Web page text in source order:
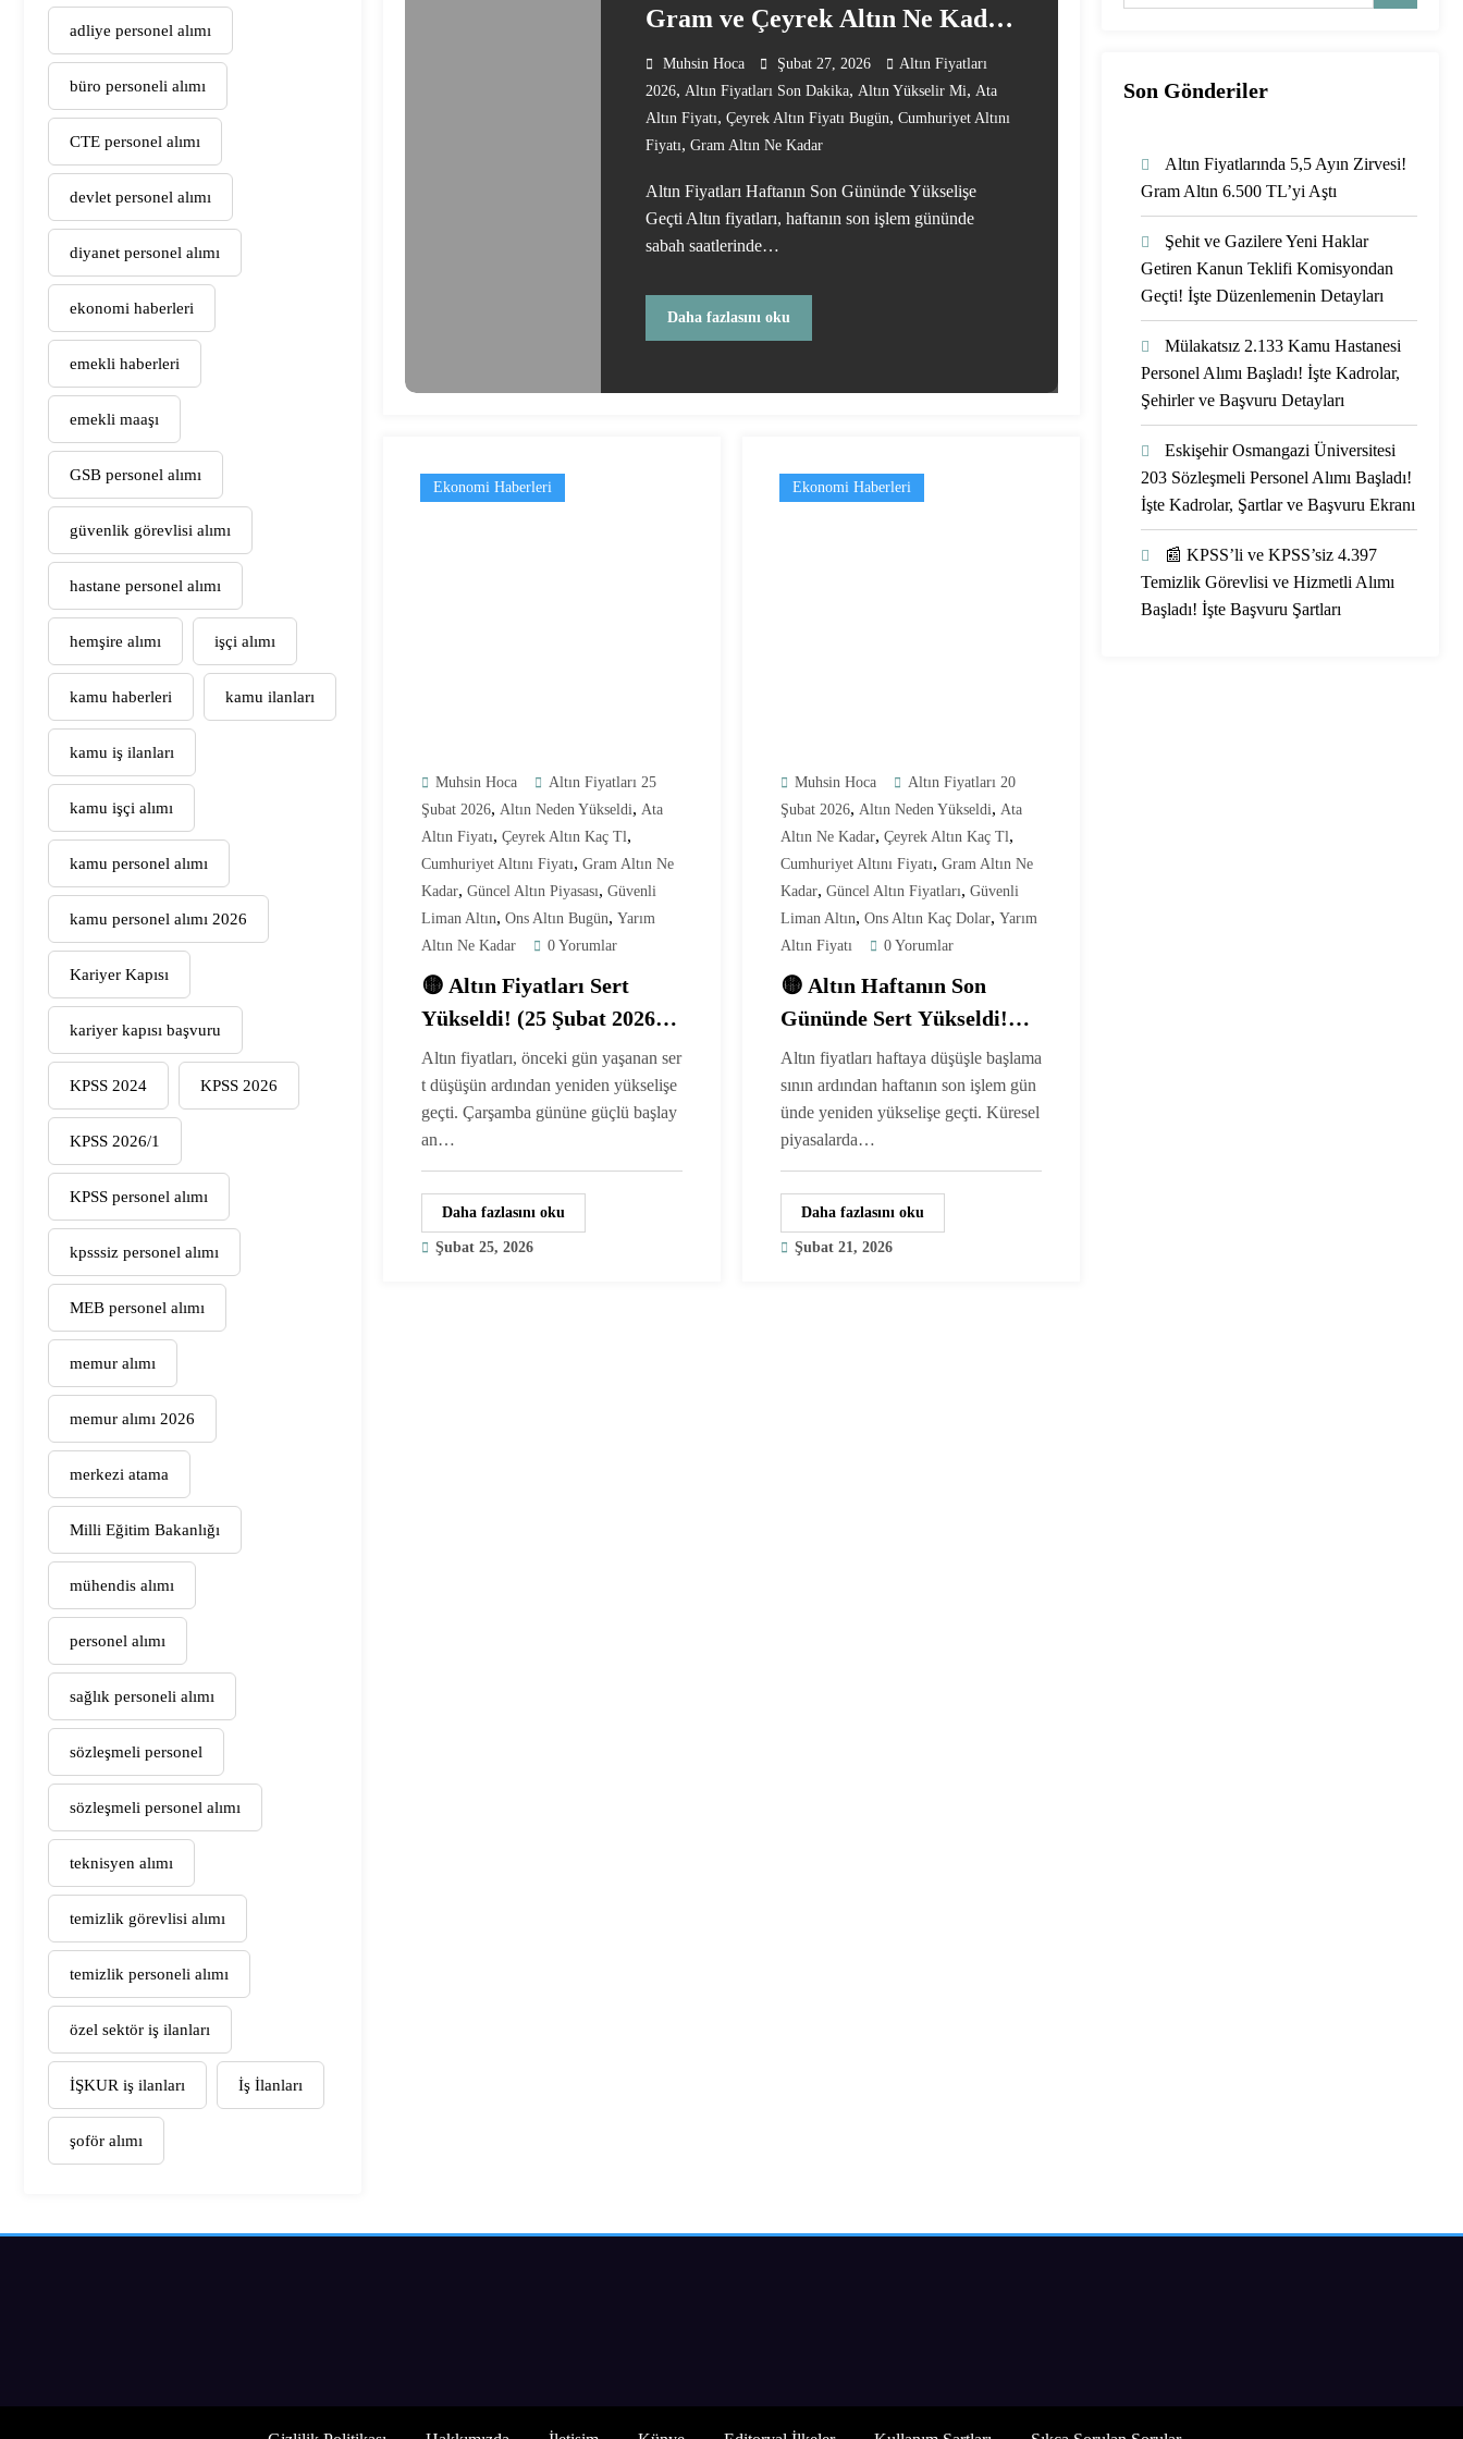
adliye personel alımı
büro personeli alımı
CTE personel alımı
devlet personel alımı
diyanet personel alımı
ekonomi haberleri
emekli haberleri
emekli maaşı
GSB personel alımı
güvenlik görevlisi alımı
hastane personel alımı
hemşire alımı işçi alımı
kamu haberleri kamu ilanları
kamu iş ilanları
kamu işçi alımı
kamu personel alımı
kamu personel alımı 2026
Kariyer Kapısı
kariyer kapısı başvuru
KPSS 2024 KPSS 2026
KPSS 2026/1
KPSS personel alımı
kpsssiz personel alımı
MEB personel alımı
memur alımı
memur alımı 2026
merkezi atama
Milli Eğitim Bakanlığı
mühendis alımı
personel alımı
sağlık personeli alımı
sözleşmeli personel
sözleşmeli personel alımı
teknisyen alımı
temizlik görevlisi alımı
temizlik personeli alımı
özel sektör iş ilanları
İŞKUR iş ilanları İş İlanları
şoför alımı
Gram ve Çeyrek Altın Ne Kadar
Oldu?
Muhsin Hoca Şubat 27, 2026
Altın Fiyatları
2026, Altın Fiyatları Son Dakika, Altın Yükselir Mi, Ata
Altın Fiyatı, Çeyrek Altın Fiyatı Bugün, Cumhuriyet Altını
Fiyatı, Gram Altın Ne Kadar
Altın Fiyatları Haftanın Son Gününde Yükselişe
Geçti Altın fiyatları, haftanın son işlem gününde
sabah saatlerinde…
Daha fazlasını oku
Ekonomi Haberleri
Muhsin Hoca
Altın Fiyatları 25
Şubat 2026, Altın Neden Yükseldi, Ata
Altın Fiyatı, Çeyrek Altın Kaç Tl ,
Cumhuriyet Altını Fiyatı, Gram Altın Ne
Kadar, Güncel Altın Piyasası, Güvenli
Liman Altın, Ons Altın Bugün, Yarım
Altın Ne Kadar
0 Yorumlar
🟡 Altın Fiyatları Sert
Yükseldi! (25 Şubat 2026
Güncel Gram ve Çeyrek
Altın)
Altın fiyatları, önceki gün yaşanan ser
t düşüşün ardından yeniden yükselişe
geçti. Çarşamba gününe güçlü başlay
an…
Daha fazlasını oku
Şubat 25, 2026
Ekonomi Haberleri
Muhsin Hoca
Altın Fiyatları 20
Şubat 2026, Altın Neden Yükseldi, Ata
Altın Ne Kadar, Çeyrek Altın Kaç Tl ,
Cumhuriyet Altını Fiyatı, Gram Altın Ne
Kadar, Güncel Altın Fiyatları, Güvenli
Liman Altın, Ons Altın Kaç Dolar, Yarım
Altın Fiyatı
0 Yorumlar
🟡 Altın Haftanın Son
Gününde Sert Yükseldi!
(20 Şubat 2026 Güncel
Fiyatlar)
Altın fiyatları haftaya düşüşle başlama
sının ardından haftanın son işlem gün
ünde yeniden yükselişe geçti. Küresel
piyasalarda…
Daha fazlasını oku
Şubat 21, 2026
Son Gönderiler
Altın Fiyatlarında 5,5 Ayın Zirvesi!
Gram Altın 6.500 TL’yi Aştı
Şehit ve Gazilere Yeni Haklar
Getiren Kanun Teklifi Komisyondan
Geçti! İşte Düzenlemenin Detayları
Mülakatsız 2.133 Kamu Hastanesi
Personel Alımı Başladı! İşte Kadrolar,
Şehirler ve Başvuru Detayları
Eskişehir Osmangazi Üniversitesi
203 Sözleşmeli Personel Alımı Başladı!
İşte Kadrolar, Şartlar ve Başvuru Ekranı
📰 KPSS’li ve KPSS’siz 4.397
Temizlik Görevlisi ve Hizmetli Alımı
Başladı! İşte Başvuru Şartları